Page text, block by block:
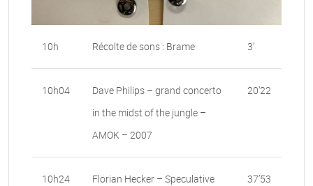
10h Récolte de sons : Brame 3’
10h04
Dave Philips – grand concerto
in the midst of the jungle –
AMOK – 2007
20’22
10h24
Florian Hecker – Speculative
37’53